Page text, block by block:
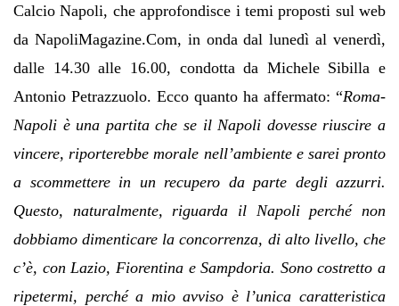
Calcio Napoli, che approfondisce i temi proposti sul web
da NapoliMagazine.Com, in onda dal lunedì al venerdì,
dalle 14.30 alle 16.00, condotta da Michele Sibilla e
Antonio Petrazzuolo. Ecco quanto ha affermato: “Roma-
Napoli è una partita che se il Napoli dovesse riuscire a
vincere, riporterebbe morale nell’ambiente e sarei pronto
a scommettere in un recupero da parte degli azzurri.
Questo, naturalmente, riguarda il Napoli perché non
dobbiamo dimenticare la concorrenza, di alto livello, che
c’è, con Lazio, Fiorentina e Sampdoria. Sono costretto a
ripetermi, perché a mio avviso è l’unica caratteristica